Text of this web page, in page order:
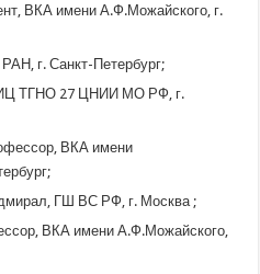
ВКА имени А.Ф.Можайского, г.
г. Санкт-Петербург;
ТГНО 27 ЦНИИ МО РФ, г.
ВКА имени
ГШ ВС РФ, г. Москва ;
ВКА имени А.Ф.Можайского,